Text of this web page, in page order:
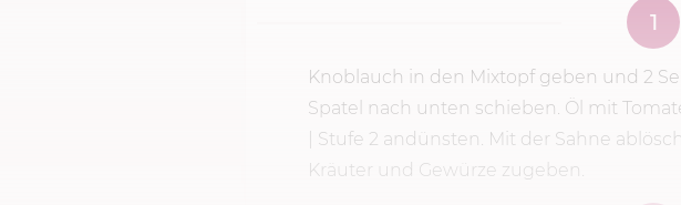
1
Knoblauch in den Mixtopf geben und 2
Spatel nach unten schieben. Öl mit
Stufe 2 andünsten. Mit der Sahne
Kräuter und Gewürze zugeben.